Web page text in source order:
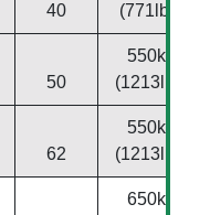
40
(771lbs)
50
550kg
(1213lbs)
62
550kg
(1213lbs)
650kg